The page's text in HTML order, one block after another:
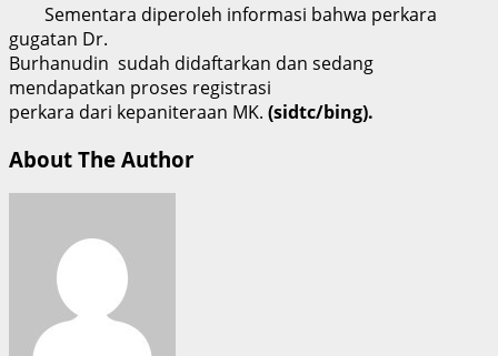
Sementara diperoleh informasi bahwa perkara
gugatan Dr.
Burhanudin sudah didaftarkan dan sedang
mendapatkan proses registrasi
perkara dari kepaniteraan MK. (sidtc/bing).
About The Author